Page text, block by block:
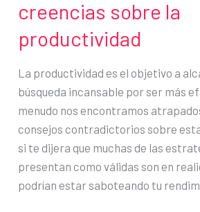
creencias sobre la
productividad
La productividad es el objetivo a
búsqueda incansable por ser más
menudo nos encontramos
consejos contradictorios sobre
si te dijera que muchas de las
presentan como válidas son en
podrían estar saboteando tu